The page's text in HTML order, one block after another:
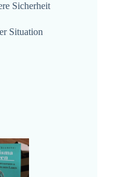
Sicherheit
Situation